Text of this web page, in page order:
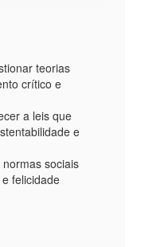
teorias
crítico e
a leis que
e
sociais
felicidade